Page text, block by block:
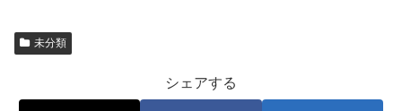
未分類
シェアする